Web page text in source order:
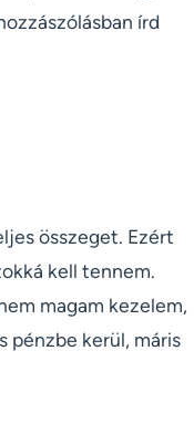
írd
összeget. Ezért
kell tennem.
magam kezelem,
pénzbe kerül, máris